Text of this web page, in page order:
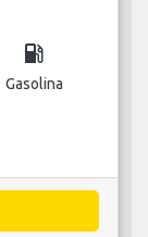
local_gas_station
Gasolina